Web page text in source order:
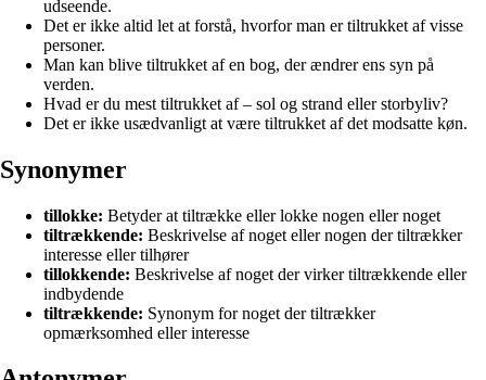
udseende.
Det er ikke altid let at forstå, hvorfor man er tiltrukket af visse
personer.
Man kan blive tiltrukket af en bog, der ændrer ens syn på
verden.
Hvad er du mest tiltrukket af – sol og strand eller storbyliv?
Det er ikke usædvanligt at være tiltrukket af det modsatte køn.
Synonymer
tillokke: Betyder at tiltrække eller lokke nogen eller noget
tiltrækkende: Beskrivelse af noget eller nogen der tiltrækker
interesse eller tilhører
tillokkende: Beskrivelse af noget der virker tiltrækkende eller
indbydende
tiltrækkende: Synonym for noget der tiltrækker
opmærksomhed eller interesse